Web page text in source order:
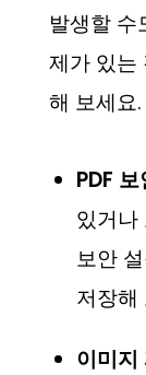
발생할 수
제가 있는
해 보세요.
PDF
있거나
보안
저장해
이미지